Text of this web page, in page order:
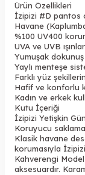
Ürün Özellikleri
İzipizi #D pantos
Havane
%100 UV400
UVA ve UVB
Yumuşak
Yaylı menteşe
Farklı yüz
Hafif ve konforlu
Kadın ve erkek
Kutu İçeriği
İzipizi Yetişkin
Koruyucu saklama
Klasik havane
korumasıyla
Kahverengi
aksesuardır.